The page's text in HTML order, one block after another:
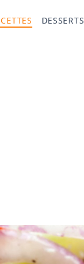
DESSERTS